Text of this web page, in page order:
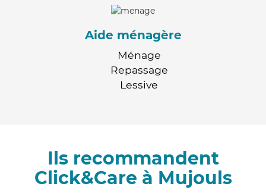
Aide ménagère
Ménage
Repassage
Lessive
Ils recommandent
Click&Care à Mujouls